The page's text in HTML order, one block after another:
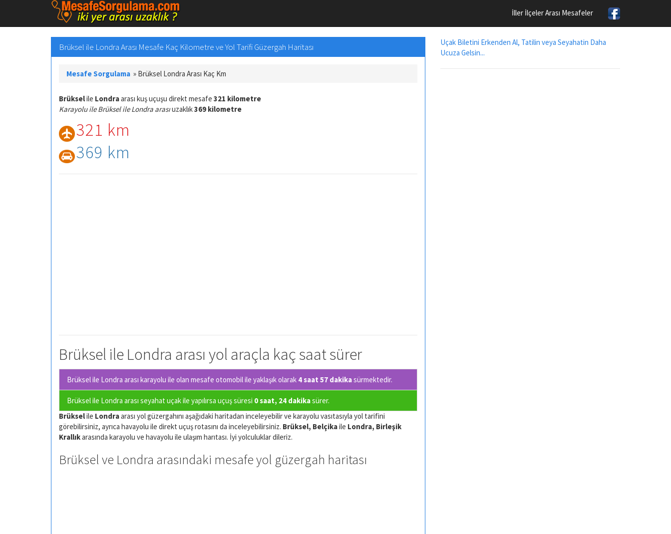
İller İlçeler Arası Mesafeler
Brüksel ile Londra Arası Mesafe Kaç Kilometre ve Yol Tarifi Güzergah Haritası
Mesafe Sorgulama » Brüksel Londra Arası Kaç Km
Brükselile Londraarası kuş uçuşu direkt mesafe 321 kilometre
Karayolu ile Brüksel ile Londra arasıuzaklık369 kilometre
321 km
369 km
Brüksel ile Londra arası yol araçla kaç saat sürer
Brüksel ile Londra arası karayolu ile olan mesafe otomobil ile yaklaşık olarak 4 saat 57 dakikasürmektedir.
Brüksel ile Londra arası seyahat uçak ile yapılırsa uçuş süresi 0 saat, 24 dakikasürer.
Brükselile Londraarası yol güzergahını aşağıdaki haritadan inceleyebilir ve karayolu vasıtasıyla yol tarifini
görebilirsiniz, ayrıca havayolu ile direkt uçuş rotasını da inceleyebilirsiniz. Brüksel, Belçikaile Londra, Birleşik
Krallıkarasında karayolu ve havayolu ile ulaşım harıtası. İyi yolculuklar dileriz.
Brüksel ve Londra arasındaki mesafe yol güzergah haritası
Uçak Biletini Erkenden Al, Tatilin veya Seyahatin Daha
Ucuza Gelsin...